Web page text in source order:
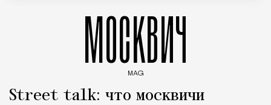
МОСКВИЧ
MAG
Street talk: что москвичи